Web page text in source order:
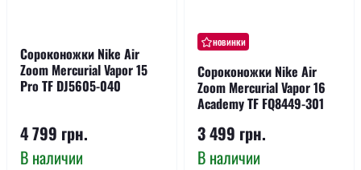
Сороконожки Nike Air
Zoom Mercurial Vapor 15
Pro TF DJ5605-040
4 799 грн.
В наличии
новинки
Сороконожки Nike Air
Zoom Mercurial Vapor 16
Academy TF FQ8449-301
3 499 грн.
В наличии